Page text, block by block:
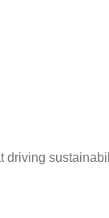
driving